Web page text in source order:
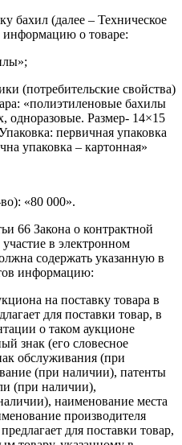
бахил (далее – Техническое
о товаре:
(потребительские свойства)
«полиэтиленовые бахилы
одноразовые. Размер- 14×15
первичная упаковка
упаковка – картонная»
«80 000».
66 Закона о контрактной
участие в электронном
содержать указанную в
информацию:
на поставку товара в
для поставки товар, в
о таком аукционе
знак (его словесное
обслуживания (при
(при наличии), патенты
(при наличии),
наименование места
производителя
для поставки товар,